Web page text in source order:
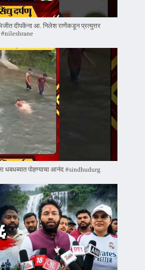
दीपकेंना आ. निलेश राणेंकडून प्रत्युत्तर
#nileshrane
धबधब्यात पोहण्याचा आनंद #sindhudurg